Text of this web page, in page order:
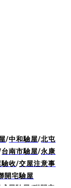
/中和驗屋/北屯
台南市驗屋/永康
驗收/交屋注意事
開宅驗屋